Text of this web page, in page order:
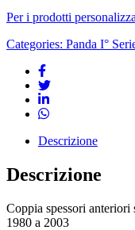
Per i prodotti
Categories: Panda I°
Descrizione
Descrizione
Coppia spessori anteriori
1980 a 2003